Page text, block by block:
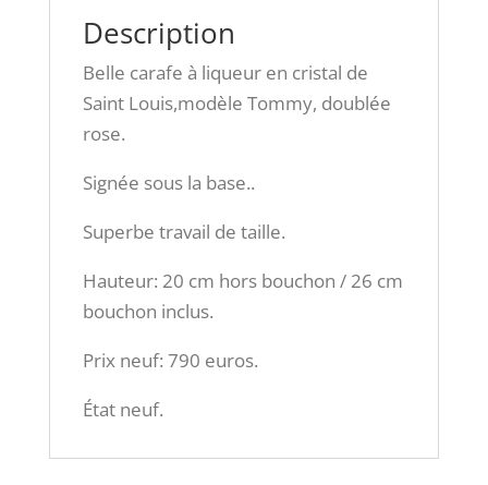
Description
Belle carafe à liqueur en cristal de
Saint Louis,modèle Tommy, doublée
rose.
Signée sous la base..
Superbe travail de taille.
Hauteur: 20 cm hors bouchon / 26 cm
bouchon inclus.
Prix neuf: 790 euros.
État neuf.